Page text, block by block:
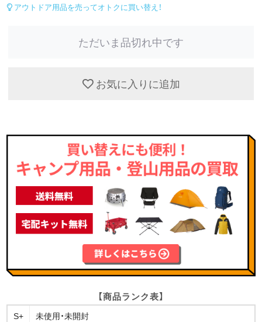
アウトドア用品を売ってオトクに買い替え！
ただいま品切れ中です
お気に入りに追加
【商品ランク表】
S+
未使用・未開封